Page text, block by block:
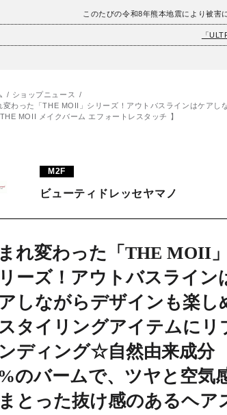
このたびの令和8年熊本地震により被害
「
ップアップ
ショップニュース
変わった「THE MOII」シリーズ！アウトバスラインはケア
MOII メイクバーム エフォートレスタッチ 】
M2F
ビューティドレッセヤマノ
れ変わった「THE MOII」
ーズ！アウトバスライン
しながらデザインも楽し
タイリングアイテムにリ
ディング☆自然由来成分
のバームで、ツヤと空気
とった抜け感のあるヘア